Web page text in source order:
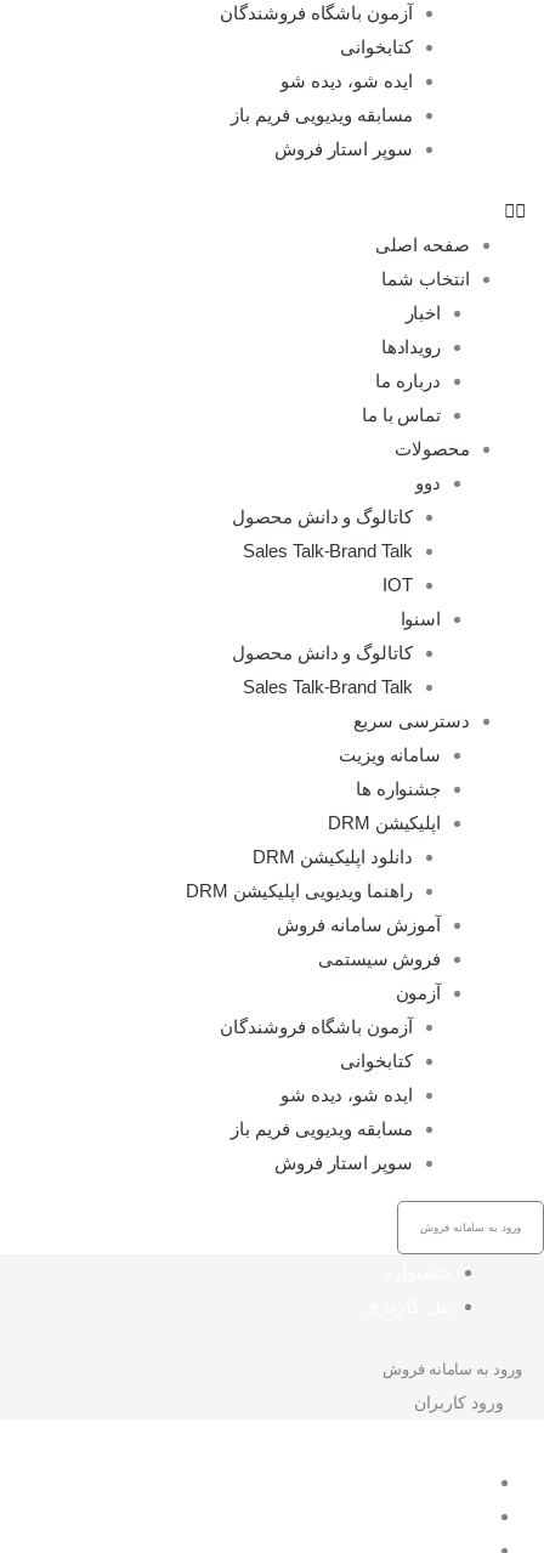
آزمون باشگاه فروشندگان
کتابخوانی
ایده شو، دیده شو
مسابقه ویدیویی فریم باز
سوپر استار فروش
صفحه اصلی
انتخاب شما
اخبار
رویدادها
درباره ما
تماس با ما
محصولات
دوو
کاتالوگ و دانش محصول
Sales Talk-Brand Talk
IOT
اسنوا
کاتالوگ و دانش محصول
Sales Talk-Brand Talk
دسترسی سریع
سامانه ویزیت
جشنواره ها
اپلیکیشن DRM
دانلود اپلیکیشن DRM
راهنما ویدیویی اپلیکیشن DRM
آموزش سامانه فروش
فروش سیستمی
آزمون
آزمون باشگاه فروشندگان
کتابخوانی
ایده شو، دیده شو
مسابقه ویدیویی فریم باز
سوپر استار فروش
ورود به سامانه فروش
ورود به سامانه فروش
ورود کاربران